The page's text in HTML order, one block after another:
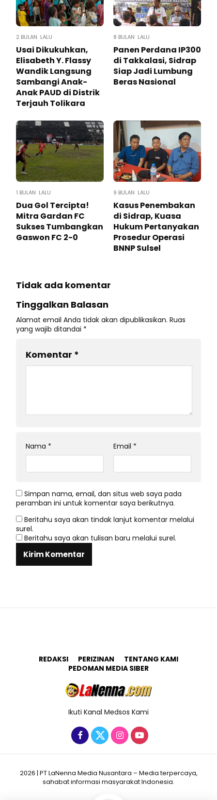
2 BULAN LALU
Usai Dikukuhkan,
Elisabeth Y. Flassy
Wandik Langsung
Sambangi Anak-
Anak PAUD di Distrik
Terjauh Tolikara
8 BULAN LALU
Panen Perdana IP300
di Takkalasi, Sidrap
Siap Jadi Lumbung
Beras Nasional
1 BULAN LALU
Dua Gol Tercipta!
Mitra Gardan FC
Sukses Tumbangkan
Gaswon FC 2-0
9 BULAN LALU
Kasus Penembakan
di Sidrap, Kuasa
Hukum Pertanyakan
Prosedur Operasi
BNNP Sulsel
Tidak ada komentar
Tinggalkan Balasan
Alamat email Anda tidak akan dipublikasikan. Ruas
yang wajib ditandai *
Komentar *
Nama * Email *
Simpan nama, email, dan situs web saya pada
peramban ini untuk komentar saya berikutnya.
Beritahu saya akan tindak lanjut komentar melalui
surel.
Beritahu saya akan tulisan baru melalui surel.
REDAKSI PERIZINAN
TENTANG KAMI
PEDOMAN MEDIA SIBER
Ikuti Kanal Medsos Kami
2026 | PT LaNenna Media Nusantara – Media terpercaya,
sahabat informasi masyarakat Indonesia.